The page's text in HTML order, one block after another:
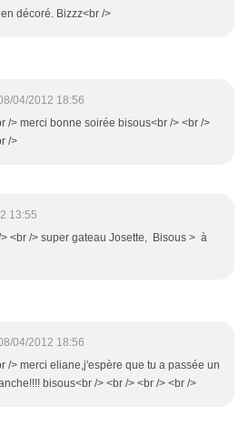
décoré. Bizzz<br />
04/2012 18:56
/> merci bonne soirée bisous<br /> <br />
/>
13:55
<br /> super gateau Josette, Bisous > à
04/2012 18:56
/> merci eliane,j'espère que tu a passée un
bisous<br /> <br /> <br /> <br />